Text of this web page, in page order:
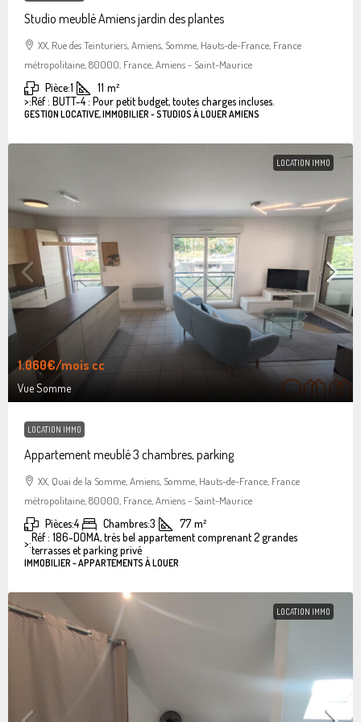
Studio meublé Amiens jardin des plantes
XX, Rue des Teinturiers, Amiens, Somme, Hauts-de-France, France
métropolitaine, 80000, France, Amiens - Saint-Maurice
Pièce:1 11 m²
>:Réf : BUTT-4 : Pour petit budget, toutes charges incluses.
GESTION LOCATIVE, IMMOBILIER - STUDIOS À LOUER AMIENS
LOCATION IMMO
1.060€/mois cc
Vue Somme
LOCATION IMMO
Appartement meublé 3 chambres, parking
XX, Quai de la Somme, Amiens, Somme, Hauts-de-France, France
métropolitaine, 80000, France, Amiens - Saint-Maurice
Pièces:4 Chambres:3 77 m²
>:Réf : 186-DOMA, très bel appartement comprenant 2 grandes
terrasses et parking privé
IMMOBILIER - APPARTEMENTS À LOUER
LOCATION IMMO